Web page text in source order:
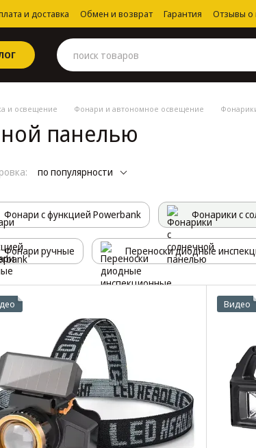
и доставка Обмен и возврат Гарантия Отзывы о
и освещение Фонари и автономное освещение
панелью
по популярности
Фонари с функцией Powerbank Фонарики с
Фонари ручные Переноски диодные
Видео